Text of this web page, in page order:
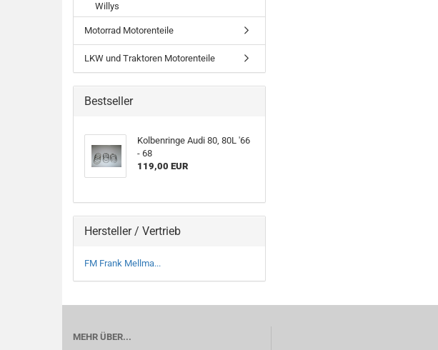
Willys
Motorrad Motorenteile
LKW und Traktoren Motorenteile
Bestseller
Kolbenringe Audi 80, 80L '66
- 68
119,00 EUR
Hersteller / Vertrieb
FM Frank Mellma...
MEHR ÜBER...